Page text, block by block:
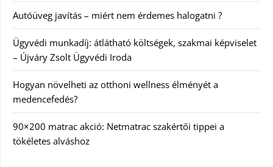
Autóüveg javítás – miért nem érdemes halogatni ?
Ügyvédi munkadíj: átlátható költségek, szakmai képviselet
– Újváry Zsolt Ügyvédi Iroda
Hogyan növelheti az otthoni wellness élményét a
medencefedés?
90×200 matrac akció: Netmatrac szakértői tippei a
tökéletes alváshoz